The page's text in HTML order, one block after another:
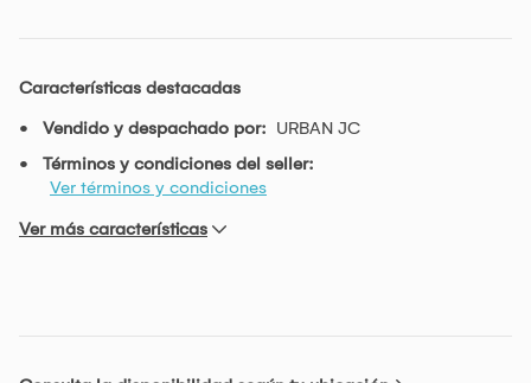
Características destacadas
Vendido y despachado por: URBAN JC
Términos y condiciones del seller:
Ver términos y condiciones
Ver más características